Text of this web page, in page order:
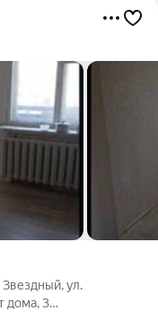
ул.
дома, 3